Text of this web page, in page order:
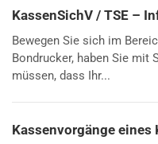
KassenSichV / TSE –
Bewegen Sie sich im
Bondrucker, haben Sie
müssen, dass Ihr...
Kassenvorgänge eines